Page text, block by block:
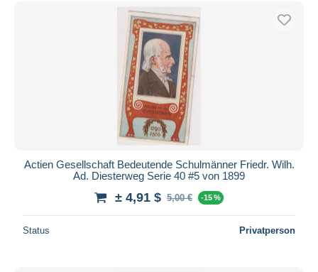
Kostenloser Versand
Banküberweisung
Mastercard
Bancontact
Maestro
Gesamte Auswahl aufheben
Wohnsitz des Verkäufers
Actien Gesellschaft Bedeutende Schulmänner Friedr. Wilh.
Ad. Diesterweg Serie 40 #5 von 1899
± 4,91 $ 5,00 € -15 %
Status Privatperson